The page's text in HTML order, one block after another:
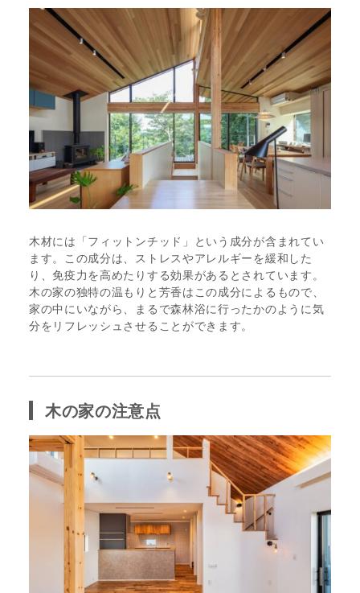
木材には「フィットンチッド」という成分が含まれてい
ます。この成分は、ストレスやアレルギーを緩和した
り、免疫力を高めたりする効果があるとされています。
木の家の独特の温もりと芳香はこの成分によるもので、
家の中にいながら、まるで森林浴に行ったかのように気
分をリフレッシュさせることができます。
木の家の注意点